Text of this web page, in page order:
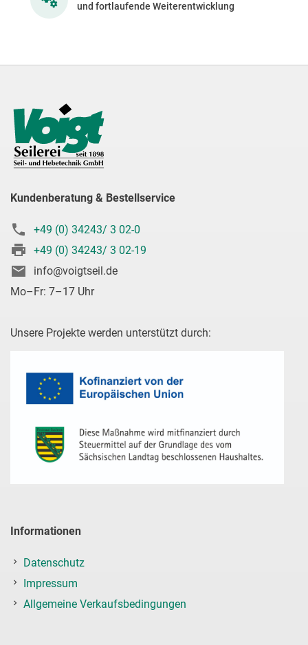
und fortlaufende Weiterentwicklung
Kundenberatung & Bestellservice
+49 (0) 34243/ 3 02-0
+49 (0) 34243/ 3 02-19
info@voigtseil.de
Mo–Fr: 7–17 Uhr
Unsere Projekte werden unterstützt durch:
Informationen
Datenschutz
Impressum
Allgemeine Verkaufsbedingungen